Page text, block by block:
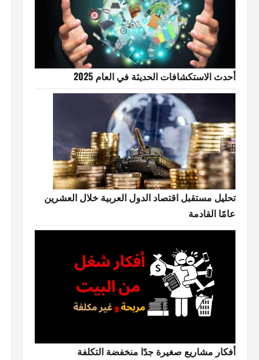
أحدث الاستكشافات الحديثة في العام 2025
تحليل مستقبل اقتصاد الدول العربية خلال العشرين
عامًا القادمة
أفكار مشاريع صغيرة جدًا منخفضة التكلفة